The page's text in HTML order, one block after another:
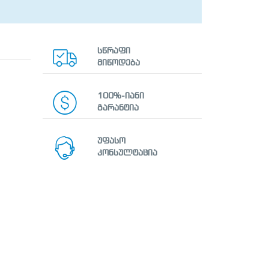
სწრაფი
მიწოდება
100%-იანი
გარანტია
უფასო
კონსულტაცია